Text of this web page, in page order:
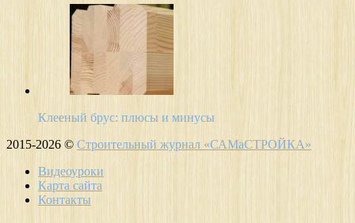
Клееный брус: плюсы и минусы
2015-2026 © Строительный журнал «САМаСТРОЙКА»
Видеоуроки
Карта сайта
Контакты